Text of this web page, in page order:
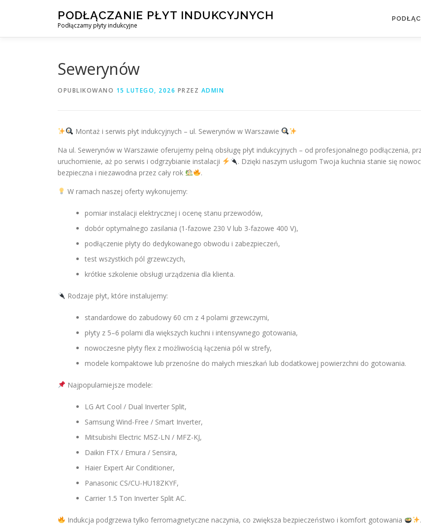
PODŁĄCZANIE PŁYT INDUKCYJNYCH
Podłączamy płyty indukcyjne
Sewerynów
OPUBLIKOWANO 15 LUTEGO, 2026 PRZEZ ADMIN
Montaż i serwis płyt indukcyjnych – ul. Sewerynów w Warszawie
Na ul. Sewerynów w Warszawie oferujemy pełną obsługę płyt indukcyjnych – od profesjonalnego podłączenia,
uruchomienie, aż po serwis i odgrzybianie instalacji
. Dzięki naszym usługom Twoja kuchnia stanie się
bezpieczna i niezawodna przez cały rok
.
W ramach naszej oferty wykonujemy:
pomiar instalacji elektrycznej i ocenę stanu przewodów,
dobór optymalnego zasilania (1-fazowe 230 V lub 3-fazowe 400 V),
podłączenie płyty do dedykowanego obwodu i zabezpieczeń,
test wszystkich pól grzewczych,
krótkie szkolenie obsługi urządzenia dla klienta.
Rodzaje płyt, które instalujemy:
standardowe do zabudowy 60 cm z 4 polami grzewczymi,
płyty z 5–6 polami dla większych kuchni i intensywnego gotowania,
nowoczesne płyty flex z możliwością łączenia pól w strefy,
modele kompaktowe lub przenośne do małych mieszkań lub dodatkowej powierzchni do gotowania.
Najpopularniejsze modele:
LG Art Cool / Dual Inverter Split,
Samsung Wind-Free / Smart Inverter,
Mitsubishi Electric MSZ-LN / MFZ-KJ,
Daikin FTX / Emura / Sensira,
Haier Expert Air Conditioner,
Panasonic CS/CU-HU18ZKYF,
Carrier 1.5 Ton Inverter Split AC.
Indukcja podgrzewa tylko ferromagnetyczne naczynia, co zwiększa bezpieczeństwo i komfort gotowania